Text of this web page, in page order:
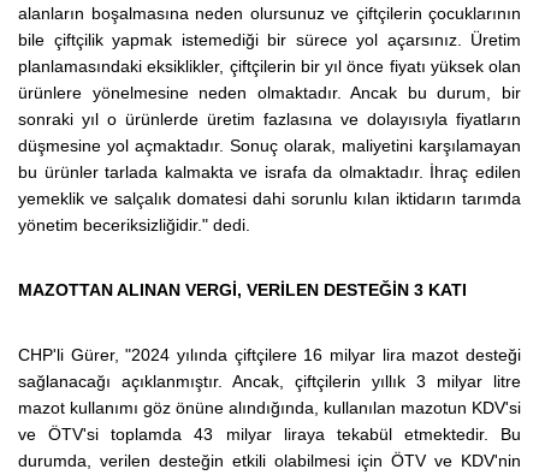
alanların boşalmasına neden olursunuz ve çiftçilerin çocuklarının
bile çiftçilik yapmak istemediği bir sürece yol açarsınız. Üretim
planlamasındaki eksiklikler, çiftçilerin bir yıl önce fiyatı yüksek olan
ürünlere yönelmesine neden olmaktadır. Ancak bu durum, bir
sonraki yıl o ürünlerde üretim fazlasına ve dolayısıyla fiyatların
düşmesine yol açmaktadır. Sonuç olarak, maliyetini karşılamayan
bu ürünler tarlada kalmakta ve israfa da olmaktadır. İhraç edilen
yemeklik ve salçalık domatesi dahi sorunlu kılan iktidarın tarımda
yönetim beceriksizliğidir." dedi.
MAZOTTAN ALINAN VERGİ, VERİLEN DESTEĞİN 3 KATI
CHP'li Gürer, "2024 yılında çiftçilere 16 milyar lira mazot desteği
sağlanacağı açıklanmıştır. Ancak, çiftçilerin yıllık 3 milyar litre
mazot kullanımı göz önüne alındığında, kullanılan mazotun KDV'si
ve ÖTV'si toplamda 43 milyar liraya tekabül etmektedir. Bu
durumda, verilen desteğin etkili olabilmesi için ÖTV ve KDV'nin